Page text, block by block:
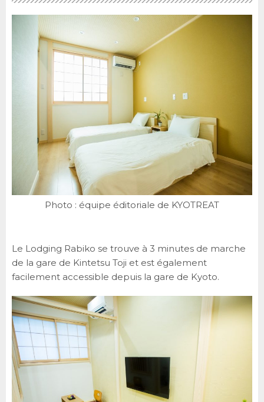
Photo : équipe éditoriale de KYOTREAT
Le Lodging Rabiko se trouve à 3 minutes de marche
de la gare de Kintetsu Toji et est également
facilement accessible depuis la gare de Kyoto.